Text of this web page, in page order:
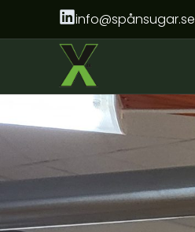
info@spånsugar.se